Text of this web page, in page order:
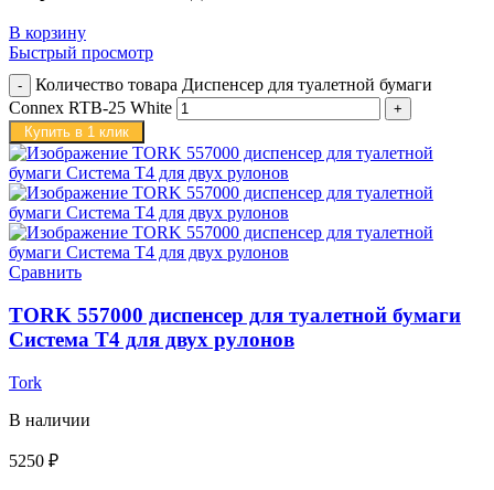
В корзину
Быстрый просмотр
Количество товара Диспенсер для туалетной бумаги
Connex RTB-25 White
Купить в 1 клик
Сравнить
TORK 557000 диспенсер для туалетной бумаги
Система T4 для двух рулонов
Tork
В наличии
5250 ₽